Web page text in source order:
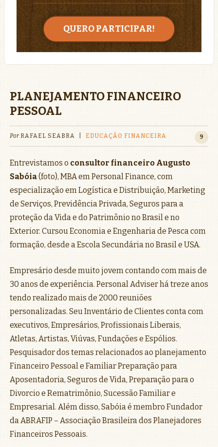
QUERO PARTICIPAR!
PLANEJAMENTO FINANCEIRO
PESSOAL
Por RAFAEL SEABRA EDUCAÇÃO FINANCEIRA 9
Entrevistamos o consultor financeiro Augusto
Sabóia(foto), MBA em Personal Finance, com
especialização em Logística e Distribuição, Marketing
de Serviços, Previdência Privada, Seguros para a
proteção da Vida e do Patrimônio no Brasil e no
Exterior. Cursou Economia e Engenharia de Pesca com
formação, desde a Escola Secundária no Brasil e USA.
Empresário desde muito jovem contando com mais de
30 anos de experiência. Personal Adviser há treze anos
tendo realizado mais de 2000 reuniões
personalizadas. Seu Inventário de Clientes conta com
executivos, Empresários, Profissionais Liberais,
Atletas, Artistas, Viúvas, Fundações e Espólios.
Pesquisador dos temas relacionados ao planejamento
Financeiro Pessoal e Familiar Preparação para
Aposentadoria, Seguros de Vida, Preparação para o
Divorcio e Rematrimônio, Sucessão Familiar e
Empresarial. Além disso, Sabóia é membro Fundador
da ABRAFIP – Associação Brasileira dos Planejadores
Financeiros Pessoais.